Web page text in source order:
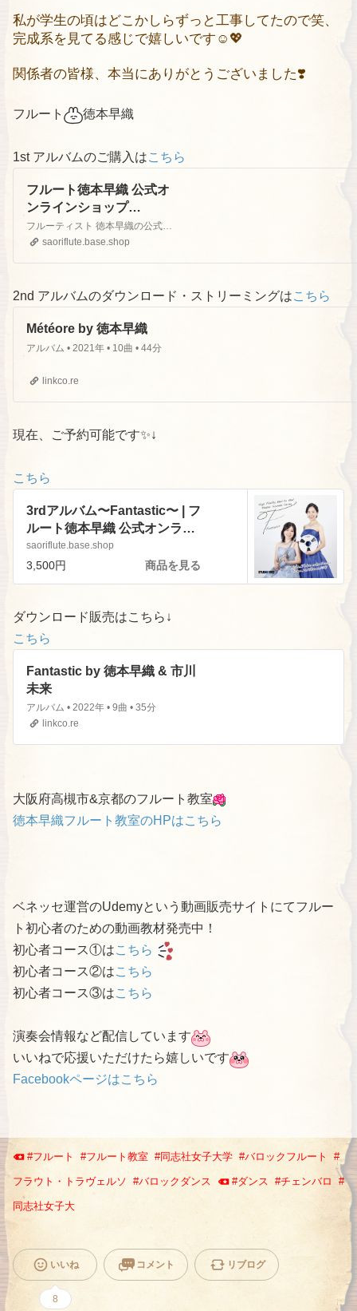
私が学生の頃はどこかしらずっと工事してたので笑、
完成系を見てる感じで嬉しいです ☺️💖
関係者の皆様、本当にありがとうございました❣️
フルート 徳本早織
1st アルバムのご購入はこちら
フルート徳本早織 公式オ
ンラインショップ
powered by BASE
フルーティスト 徳本早織の公式オンラインショップです。ホームページはこちら↓http://tokumoto-saori.com
saoriflute.base.shop
2nd アルバムのダウンロード・ストリーミングはこちら
Météore by 徳本早織
アルバム • 2021年 • 10曲 • 44分
linkco.re
現在、ご予約可能です✨↓
こちら
3rdアルバム〜Fantastic〜 | フ
ルート徳本早織 公式オンライ
ンショップ powered by
BASE
saoriflute.base.shop
3,500円 商品を見る
ダウンロード販売はこちら↓
こちら
Fantastic by 徳本早織 & 市川
未来
アルバム • 2022年 • 9曲 • 35分
linkco.re
大阪府高槻市&京都のフルート教室
徳本早織フルート教室のHPはこちら
ベネッセ運営のUdemyという動画販売サイトにてフルー
ト初心者のための動画教材発売中！
初心者コース①はこちら
初心者コース②はこちら
初心者コース③はこちら
演奏会情報など配信しています
いいねで応援いただけたら嬉しいです
Facebookページはこちら
#フルート #フルート教室 #同志社女子大学 #バロックフルート #
フラウト・トラヴェルソ #バロックダンス #ダンス #チェンバロ #
同志社女子大
いいね
8
コメント リブログ